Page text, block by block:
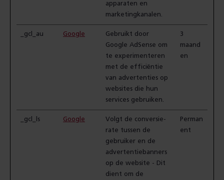
apparaten en
marketingkanalen.
_gcl_au Google
Gebruikt door
Google AdSense om
te experimenteren
met de efficiëntie
van advertenties op
websites die hun
services gebruiken.
3
maand
en
_gcl_ls Google
Volgt de conversie-
rate tussen de
gebruiker en de
advertentiebanners
op de website - Dit
dient om de
Perman
ent